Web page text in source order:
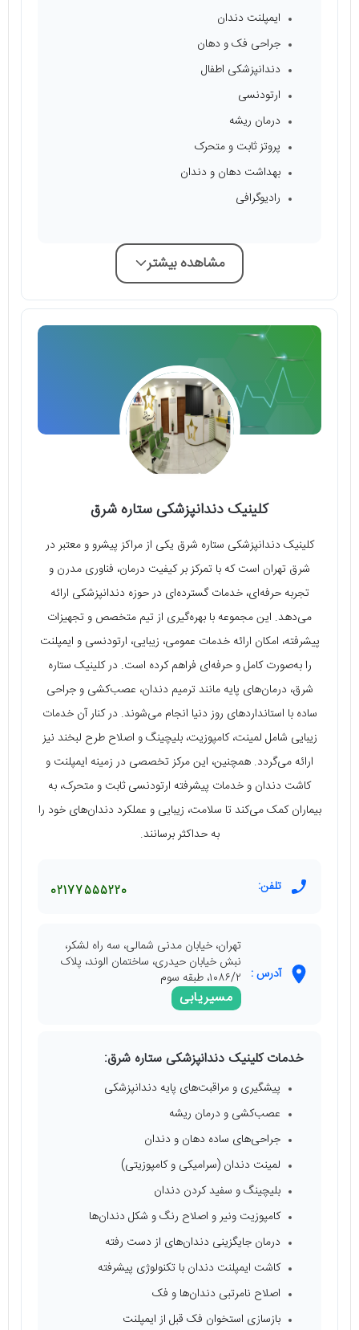
ایمپلنت دندان
جراحی فک و دهان
دندانپزشکی اطفال
ارتودنسی
درمان ریشه
پروتز ثابت و متحرک
بهداشت دهان و دندان
رادیوگرافی
مشاهده بیشتر
کلینیک دندانپزشکی ستاره شرق
کلینیک دندانپزشکی ستاره شرق یکی از مراکز پیشرو و معتبر در
شرق تهران است که با تمرکز بر کیفیت درمان، فناوری مدرن و
تجربه حرفه‌ای، خدمات گسترده‌ای در حوزه دندانپزشکی ارائه
می‌دهد. این مجموعه با بهره‌گیری از تیم متخصص و تجهیزات
پیشرفته، امکان ارائه خدمات عمومی، زیبایی، ارتودنسی و ایمپلنت
را به‌صورت کامل و حرفه‌ای فراهم کرده است. در کلینیک ستاره
شرق، درمان‌های پایه مانند ترمیم دندان، عصب‌کشی و جراحی
ساده با استانداردهای روز دنیا انجام می‌شوند. در کنار آن خدمات
زیبایی شامل لمینت، کامپوزیت، بلیچینگ و اصلاح طرح لبخند نیز
ارائه می‌گردد. همچنین، این مرکز تخصصی در زمینه ایمپلنت و
کاشت دندان و خدمات پیشرفته ارتودنسی ثابت و متحرک، به
بیماران کمک می‌کند تا سلامت، زیبایی و عملکرد دندان‌های خود را
به حداکثر برسانند.
تلفن: 02177555220
آدرس :
تهران، خیابان مدنی شمالی، سه راه لشکر،
نبش خیابان حیدری، ساختمان الوند، پلاک
۱۰۸۶/۲، طبقه سوم
مسیریابی
خدمات کلینیک دندانپزشکی ستاره شرق:
پیشگیری و مراقبت‌های پایه دندانپزشکی
عصب‌کشی و درمان ریشه
جراحی‌های ساده دهان و دندان
لمینت دندان (سرامیکی و کامپوزیتی)
بلیچینگ و سفید کردن دندان
کامپوزیت ونیر و اصلاح رنگ و شکل دندان‌ها
درمان جایگزینی دندان‌های از دست رفته
کاشت ایمپلنت دندان با تکنولوژی پیشرفته
اصلاح نامرتبی دندان‌ها و فک
بازسازی استخوان فک قبل از ایمپلنت